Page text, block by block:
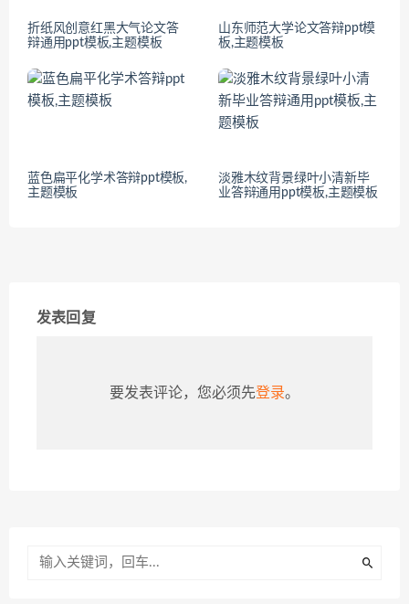
折纸风创意红黑大气论文答
辩通用ppt模板,主题模板
山东师范大学论文答辩ppt模
板,主题模板
蓝色扁平化学术答辩ppt模板,
主题模板
淡雅木纹背景绿叶小清新毕
业答辩通用ppt模板,主题模板
发表回复
要发表评论，您必须先登录。